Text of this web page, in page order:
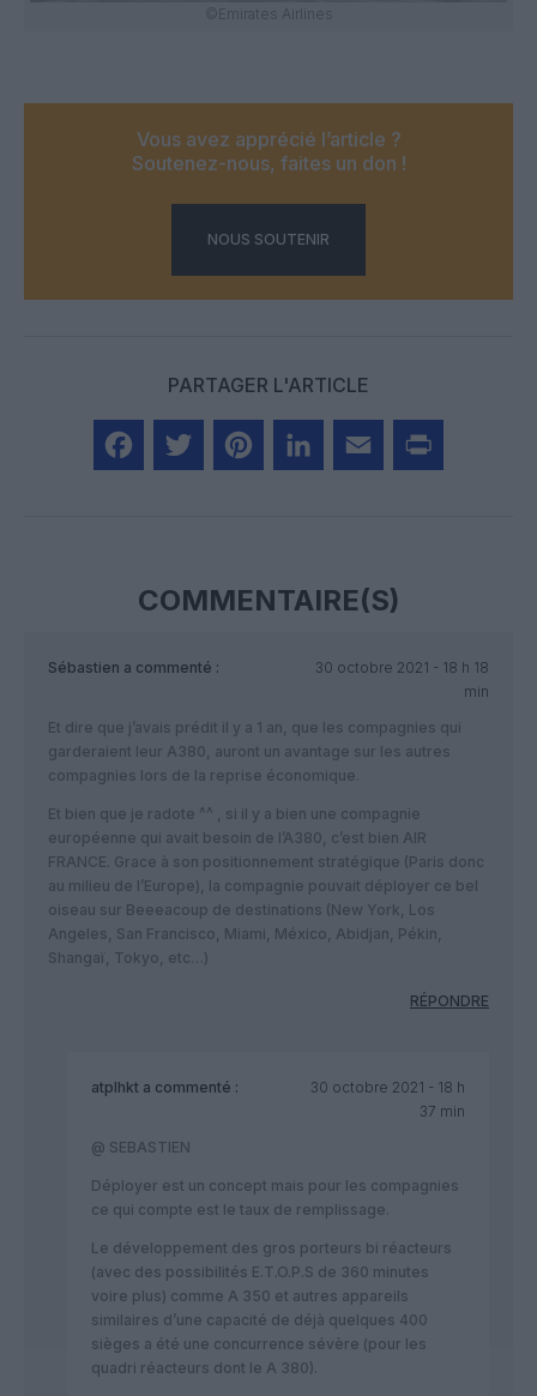
©Emirates Airlines
Vous avez apprécié l’article ?
Soutenez-nous, faites un don !
NOUS SOUTENIR
PARTAGER L'ARTICLE
COMMENTAIRE(S)
Sébastien a commenté :
30 octobre 2021 - 18 h 18
min
Et dire que j’avais prédit il y a 1 an, que les compagnies qui
garderaient leur A380, auront un avantage sur les autres
compagnies lors de la reprise économique.
Et bien que je radote ^^ , si il y a bien une compagnie
européenne qui avait besoin de l’A380, c’est bien AIR
FRANCE. Grace à son positionnement stratégique (Paris donc
au milieu de l’Europe), la compagnie pouvait déployer ce bel
oiseau sur Beeeacoup de destinations (New York, Los
Angeles, San Francisco, Miami, México, Abidjan, Pékin,
Shangaï, Tokyo, etc…)
RÉPONDRE
atplhkt a commenté :
30 octobre 2021 - 18 h
37 min
@ SEBASTIEN
Déployer est un concept mais pour les compagnies
ce qui compte est le taux de remplissage.
Le développement des gros porteurs bi réacteurs
(avec des possibilités E.T.O.P.S de 360 minutes
voire plus) comme A 350 et autres appareils
similaires d’une capacité de déjà quelques 400
sièges a été une concurrence sévère (pour les
quadri réacteurs dont le A 380).